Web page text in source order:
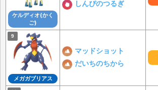
ケルディオ(かく
ご)
しんぴのつるぎ
メガガブリアス
マッドショット
だいちのちから